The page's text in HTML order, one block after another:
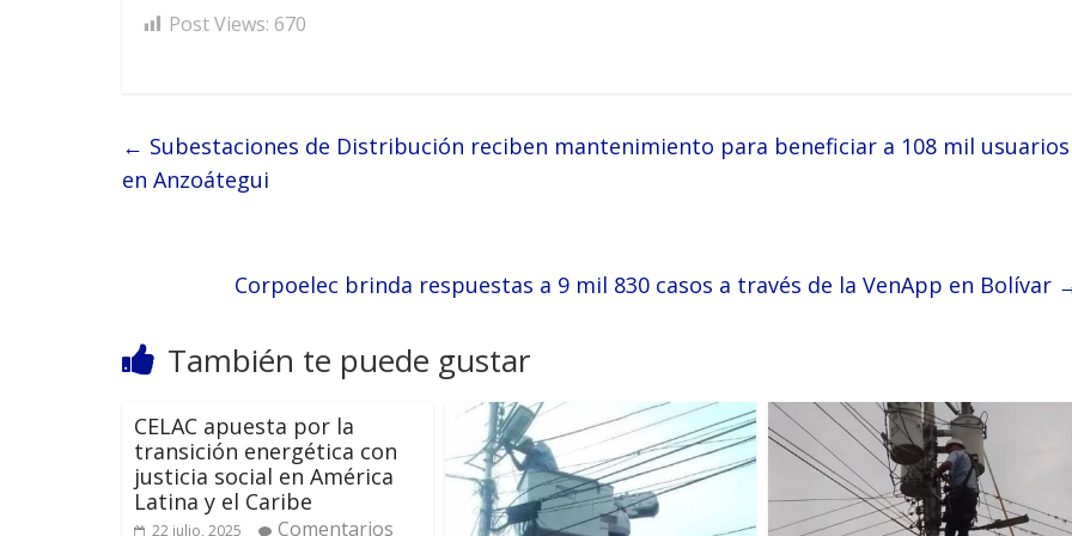
Post Views: 670
← Subestaciones de Distribución reciben mantenimiento para beneficiar a 108 mil usuarios
en Anzoátegui
Corpoelec brinda respuestas a 9 mil 830 casos a través de la VenApp en Bolívar
También te puede gustar
CELAC apuesta por la
transición energética con
justicia social en América
Latina y el Caribe
22 julio, 2025 Comentarios